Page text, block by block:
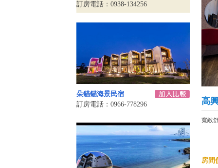
訂房電話：0938-134256
朵貓貓海景民宿
訂房電話：0966-778296
高
寬敞
房間